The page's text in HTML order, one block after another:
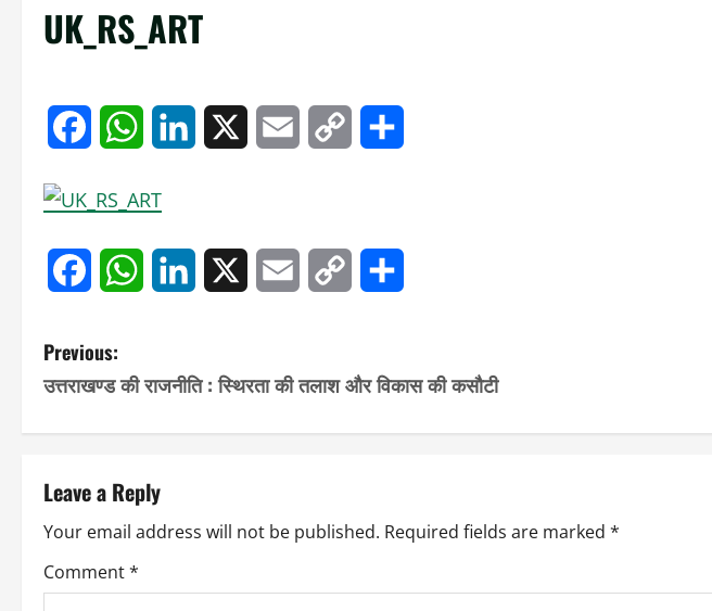
UK_RS_ART
FacebookWhatsAppLinkedIn Email
Copy
FacebookWhatsAppLinkedIn Email
Copy
P
o
s
t
n
a
Previous:
उत्तराखण्ड की राजनीति : स्थिरता की तलाश और विकास की कसौटी
Leave a Reply
Your email address will not be published. Required fields are marked *
Comment*